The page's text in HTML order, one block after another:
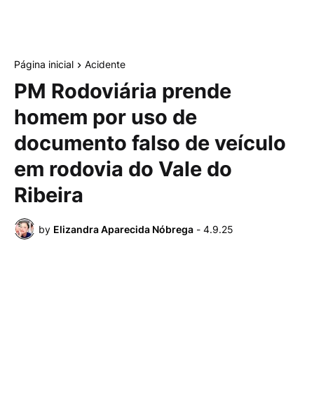
Página inicial Acidente
PM Rodoviária prende
homem por uso de
documento falso de veículo
em rodovia do Vale do
Ribeira
by Elizandra Aparecida Nóbrega - 4.9.25